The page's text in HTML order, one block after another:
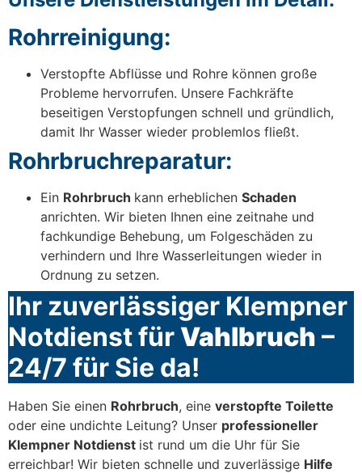
Rohrreinigung:
Verstopfte Abflüsse und Rohre können große
Probleme hervorrufen. Unsere Fachkräfte
beseitigen Verstopfungen schnell und gründlich,
damit Ihr Wasser wieder problemlos fließt.
Rohrbruchreparatur:
Ein Rohrbruch kann erheblichen Schaden
anrichten. Wir bieten Ihnen eine zeitnahe und
fachkundige Behebung, um Folgeschäden zu
verhindern und Ihre Wasserleitungen wieder in
Ordnung zu setzen.
Ihr zuverlässiger Klempner
Notdienst für Vahlbruch –
24/7 für Sie da!
Haben Sie einen Rohrbruch, eine verstopfte Toilette
oder eine undichte Leitung? Unser professioneller
Klempner Notdienst ist rund um die Uhr für Sie
erreichbar! Wir bieten schnelle und zuverlässige Hilfe